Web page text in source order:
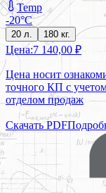
Temp
-20°C
20 л. 180 кг.
Цена:7 140,00 ₽
Цена носит
точного КП с
отделом продаж
Скачать PDF